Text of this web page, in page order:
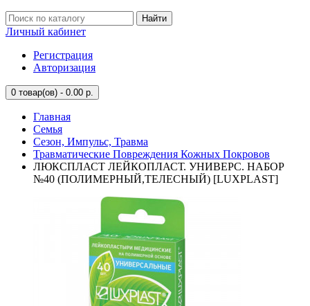
Найти
Личный кабинет
Регистрация
Авторизация
0 товар(ов) - 0.00 р.
Главная
Семья
Сезон, Импульс, Травма
Травматические Повреждения Кожных Покровов
ЛЮКСПЛАСТ ЛЕЙКОПЛАСТ. УНИВЕРС. НАБОР
№40 (ПОЛИМЕРНЫЙ,ТЕЛЕСНЫЙ) [LUXPLAST]